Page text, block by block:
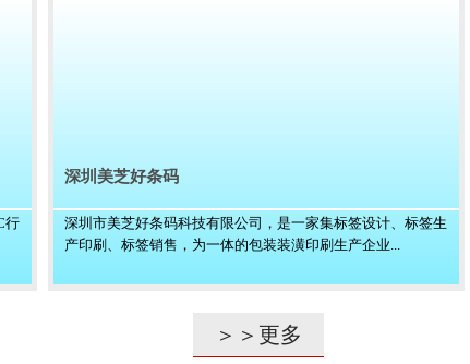
行
深圳美芝好条码
深圳市美芝好条码科技有限公司，是一家集标签设计、标签生
产印刷、标签销售，为一体的包装装潢印刷生产企业...
＞＞更多